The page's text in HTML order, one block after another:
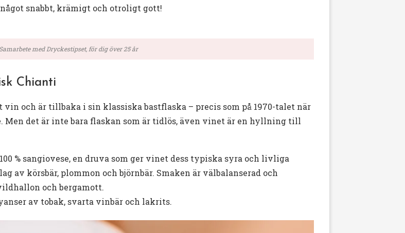
snabbt, krämigt och otroligt gott!
med Dryckestipset, för dig över 25 år
Chianti
och är tillbaka i sin klassiska bastflaska – precis som på 1970-talet när
Men det är inte bara flaskan som är tidlös, även vinet är en hyllning till
% sangiovese, en druva som ger vinet dess typiska syra och livliga
körsbär, plommon och björnbär. Smaken är välbalanserad och
och bergamott.
av tobak, svarta vinbär och lakrits.